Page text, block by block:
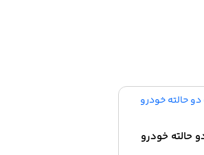
حالته خودرو